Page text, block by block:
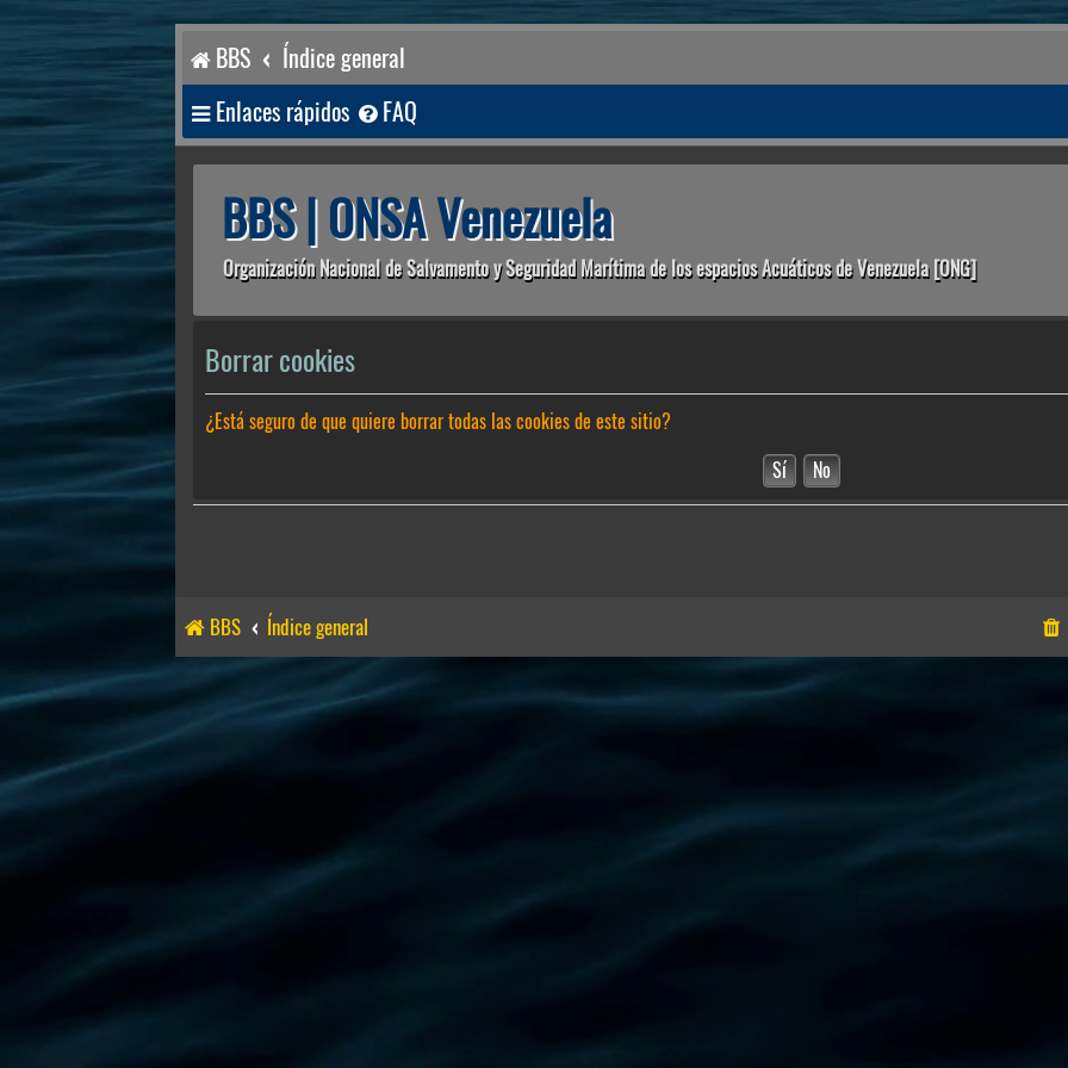
BBS Índice general
Enlaces rápidos FAQ
BBS | ONSA Venezuela
Organización Nacional de Salvamento y Seguridad Marítima de los espacios Acuáticos de Venezuela [ONG]
Borrar cookies
¿Está seguro de que quiere borrar todas las cookies de este sitio?
BBS Índice general